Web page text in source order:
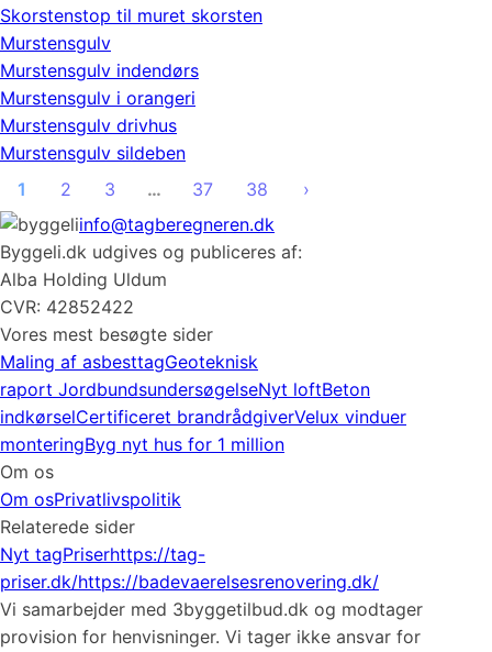
Skorstenstop til muret skorsten
Murstensgulv
Murstensgulv indendørs
Murstensgulv i orangeri
Murstensgulv drivhus
Murstensgulv sildeben
1
2 3 … 37 38
›
info@tagberegneren.dk
Byggeli.dk udgives og publiceres af:
Alba Holding Uldum
CVR: 42852422
Vores mest besøgte sider
Maling af asbesttagGeoteknisk
raport JordbundsundersøgelseNyt loftBeton
indkørselCertificeret brandrådgiverVelux vinduer
monteringByg nyt hus for 1 million
Om os
Om osPrivatlivspolitik
Relaterede sider
Nyt tagPriserhttps://tag-
priser.dk/https://badevaerelsesrenovering.dk/
Vi samarbejder med 3byggetilbud.dk og modtager
provision for henvisninger. Vi tager ikke ansvar for